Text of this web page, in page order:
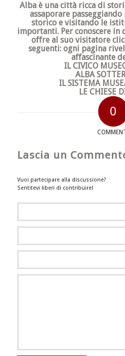
Alba è una città ricca di
assaporare
storico e visitando le
importanti. Per conoscere in
offre al suo visitatore
seguenti: ogni pagina
affascinante
IL CIVICO
ALBA
IL SISTEMA
LE CHIESE
0
Lascia un
Vuoi partecipare alla discussione?
Sentitevi liberi di contribuire!